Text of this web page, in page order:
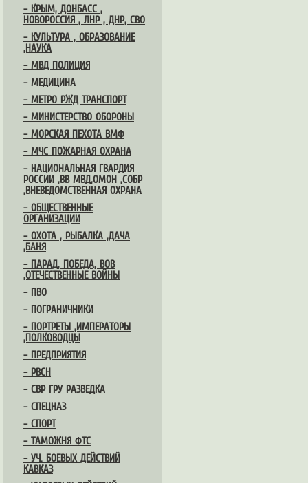
– КРЫМ, ДОНБАСС ,
НОВОРОССИЯ , ЛНР , ДНР, СВО
– КУЛЬТУРА , ОБРАЗОВАНИЕ
,НАУКА
– МВД ПОЛИЦИЯ
– МЕДИЦИНА
– МЕТРО РЖД ТРАНСПОРТ
– МИНИСТЕРСТВО ОБОРОНЫ
– МОРСКАЯ ПЕХОТА ВМФ
– МЧС ПОЖАРНАЯ ОХРАНА
– НАЦИОНАЛЬНАЯ ГВАРДИЯ
РОССИИ ,ВВ МВД,ОМОН ,СОБР
,ВНЕВЕДОМСТВЕННАЯ ОХРАНА
– ОБЩЕСТВЕННЫЕ
ОРГАНИЗАЦИИ
– ОХОТА , РЫБАЛКА ,ДАЧА
,БАНЯ
– ПАРАД, ПОБЕДА, ВОВ
,ОТЕЧЕСТВЕННЫЕ ВОЙНЫ
– ПВО
– ПОГРАНИЧНИКИ
– ПОРТРЕТЫ ,ИМПЕРАТОРЫ
,ПОЛКОВОДЦЫ
– ПРЕДПРИЯТИЯ
– РВСН
– СВР ГРУ РАЗВЕДКА
– СПЕЦНАЗ
– СПОРТ
– ТАМОЖНЯ ФТС
– УЧ. БОЕВЫХ ДЕЙСТВИЙ
КАВКАЗ